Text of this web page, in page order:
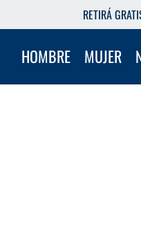
RETIRÁ
HOMBRE MUJER